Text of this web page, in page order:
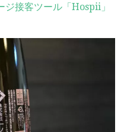
接客ツール「Hospii」